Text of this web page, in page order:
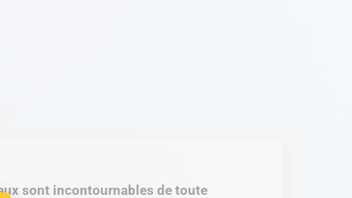
sont incontournables de toute